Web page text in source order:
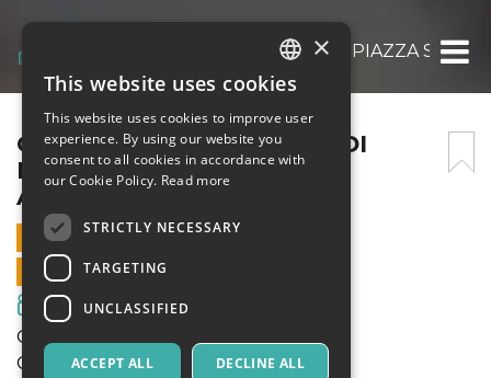
ODIO L’ESTATE @ARENA DI PIAZZA SAN
ODIO L’ESTATE @ARENA DI
PIAZZA SAN LORENZO 24
AGOSTO 2020
24 AUGUST 2020 - 21:15
ONLINE SALES ENDED
Movies & Media
ODIO L'ESTATE
Commedia (Italia, 2020; 110')
ITALIAN
ENGLISH
SPANISH
×
This website uses cookies
This website uses cookies to improve user
experience. By using our website you
consent to all cookies in accordance with
our Cookie Policy. Read more
STRICTLY NECESSARY
TARGETING
UNCLASSIFIED
ACCEPT ALL DECLINE ALL